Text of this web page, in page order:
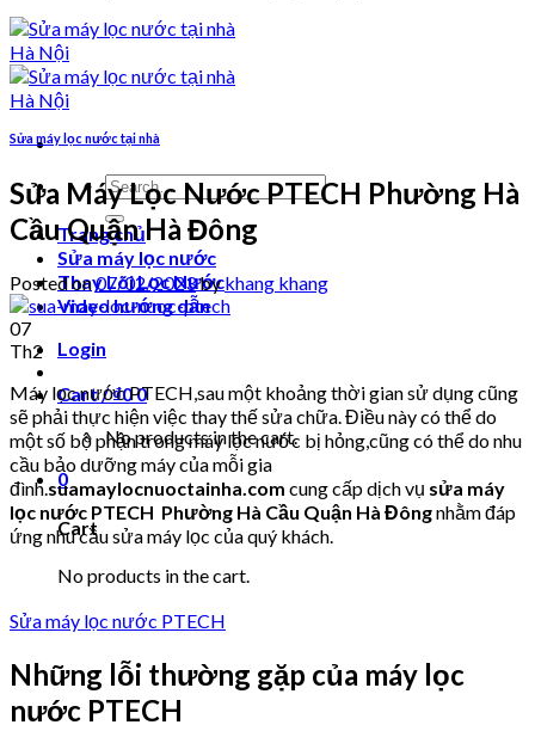
Search
for:
Trang chủ
Sửa máy lọc nước
Thay Lõi Lọc Nước
Video hướng dẫn
Login
Cart /₫00
No products in the cart.
0
Cart
No products in the cart.
Sửa máy lọc nước tại nhà
Sửa Máy Lọc Nước PTECH Phường Hà
Cầu Quận Hà Đông
Posted on07/02/2023bykhang khang
07
Th2
Máy lọc nước PTECH,sau một khoảng thời gian sử dụng cũng
sẽ phải thực hiện việc thay thế sửa chữa. Điều này có thể do
một số bộ phận trong máy lọc nước bị hỏng,cũng có thể do nhu
cầu bảo dưỡng máy của mỗi gia
đình.suamaylocnuoctainha.com cung cấp dịch vụ sửa máy
lọc nước PTECH Phường Hà Cầu Quận Hà Đôngnhằm đáp
ứng nhu cầu sửa máy lọc của quý khách.
Sửa máy lọc nước PTECH
Những lỗi thường gặp của máy lọc
nước PTECH